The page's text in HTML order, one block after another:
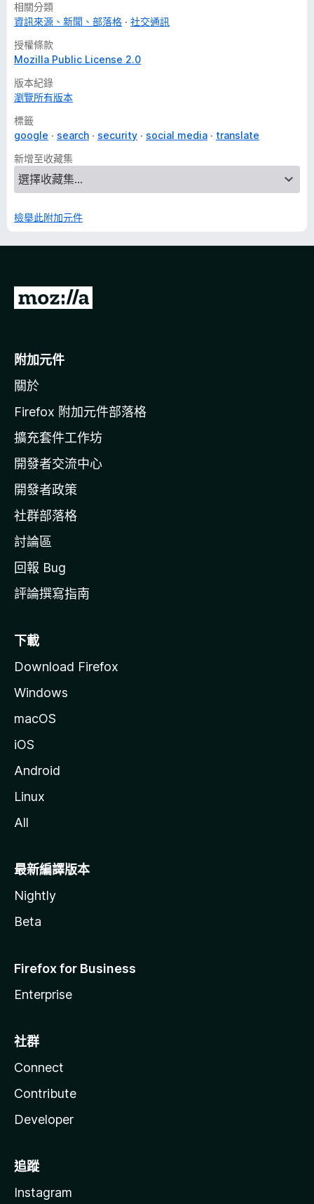
相關分類
資訊來源、新聞、部落格
社交通訊
授權條款
Mozilla Public License 2.0
版本紀錄
瀏覽所有版本
標籤
google
search security social media
translate
新增至收藏集
檢舉此附加元件
前
o
i
l
a
官
網
附加元件
關於
Firefox 附加元件部落格
擴充套件工作坊
開發者交流中心
開發者政策
社群部落格
討論區
回報 Bug
評論撰寫指南
下載
Download Firefox
Windows
macOS
iOS
Android
Linux
All
最新編譯版本
Nightly
Beta
Firefox for Business
Enterprise
社群
Connect
Contribute
Developer
追蹤
Instagram